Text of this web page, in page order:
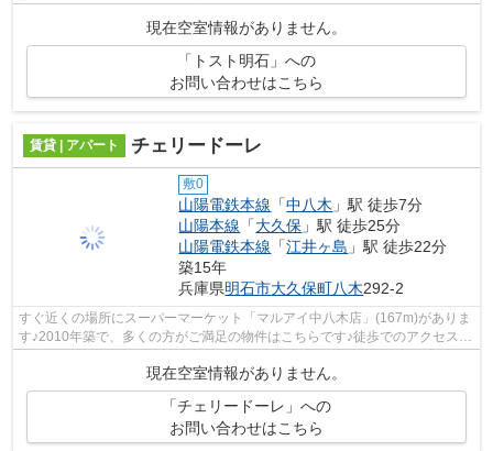
にも優れた鉄骨造の物件。充実したTV...
現在空室情報がありません。
「トスト明石」への
お問い合わせはこちら
賃貸 | アパート チェリードーレ
敷0
山陽電鉄本線 「中八木 」駅 徒歩7分
山陽本線 「大久保 」駅 徒歩25分
山陽電鉄本線 「江井ヶ島 」駅 徒歩22分
築15年
兵庫県明石市大久保町八木292-2
すぐ近くの場所にスーパーマーケット「マルアイ中八木店」(167m)がありま
す♪2010年築で、多くの方がご満足の物件はこちらです♪徒歩でのアクセスも
現在空室情報がありません。
「チェリードーレ」への
お問い合わせはこちら